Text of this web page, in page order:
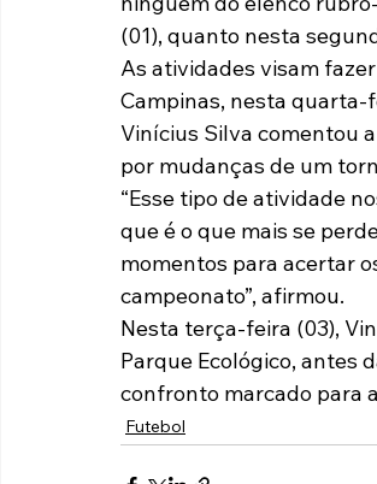
Tabelas Recuperação
(01), quanto nesta
As atividades visam
Campinas, nesta
Vinícius Silva comentou
por mudanças de um
“Esse tipo de atividade
que é o que mais se
momentos para acertar
campeonato”, afirmou.
Nesta terça-feira (03),
Parque Ecológico, antes
confronto marcado para
Futebol